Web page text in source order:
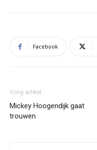
Facebook
Vorig artikel
Mickey Hoogendijk gaat
trouwen